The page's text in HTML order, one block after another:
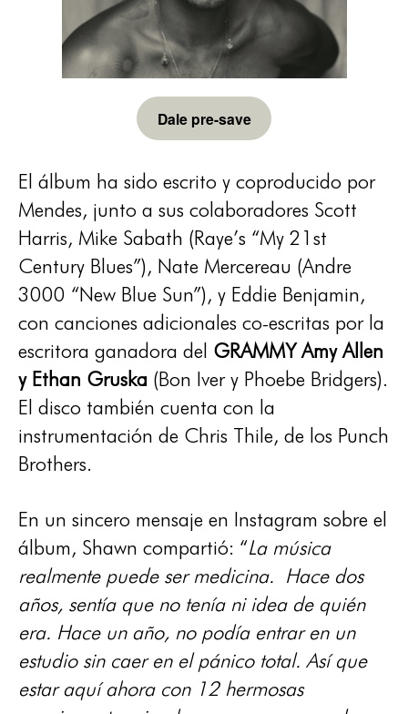
Dale pre-save
El álbum ha sido escrito y coproducido por
Mendes, junto a sus colaboradores Scott
Harris, Mike Sabath (Raye’s “My 21st
Century Blues”), Nate Mercereau (Andre
3000 “New Blue Sun”), y Eddie Benjamin,
con canciones adicionales co-escritas por la
escritora ganadora del GRAMMY Amy Allen
y Ethan Gruska (Bon Iver y Phoebe Bridgers).
El disco también cuenta con la
instrumentación de Chris Thile, de los Punch
Brothers.
En un sincero mensaje en Instagram sobre el
álbum, Shawn compartió: “La música
realmente puede ser medicina. Hace dos
años, sentía que no tenía ni idea de quién
era. Hace un año, no podía entrar en un
estudio sin caer en el pánico total. Así que
estar aquí ahora con 12 hermosas